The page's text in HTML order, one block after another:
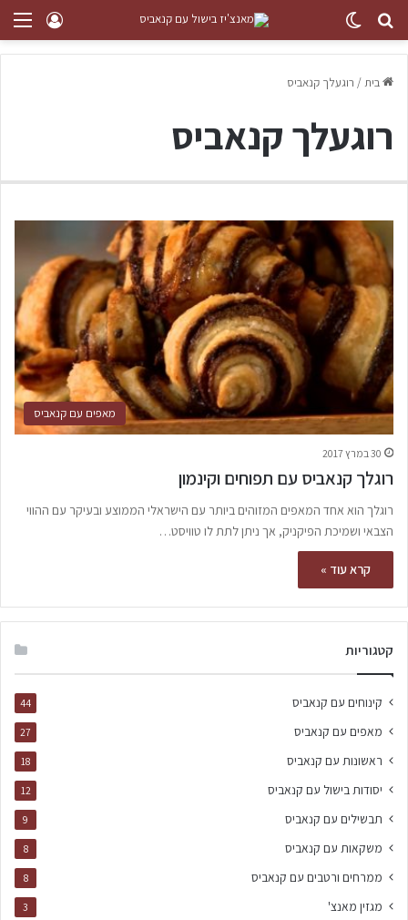
בית/ רוגעלך קנאביס
רוגעלך קנאביס
מאפים עם קנאביס
30 במרץ 2017
רוגלך קנאביס עם תפוחים וקינמון
רוגלך הוא אחד המאפים המזוהים ביותר עם הישראלי הממוצע ובעיקר עם ההווי
הצבאי ושמיכת הפיקניק, אך ניתן לתת לו טוויסט…
קרא עוד »
קטגוריות
קינוחים עם קנאביס 44
מאפים עם קנאביס 27
ראשונות עם קנאביס 18
יסודות בישול עם קנאביס 12
תבשילים עם קנאביס 9
משקאות עם קנאביס 8
ממרחים ורטבים עם קנאביס 8
מגזין מאנצ' 3